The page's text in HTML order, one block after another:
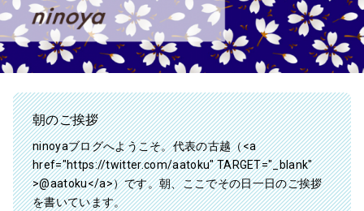
朝のご挨拶
ninoyaブログへようこそ。代表の古越（<a
href="https://twitter.com/aatoku" TARGET="_blank"
>@aatoku</a>）です。朝、ここでその日一日のご挨拶
を書いています。